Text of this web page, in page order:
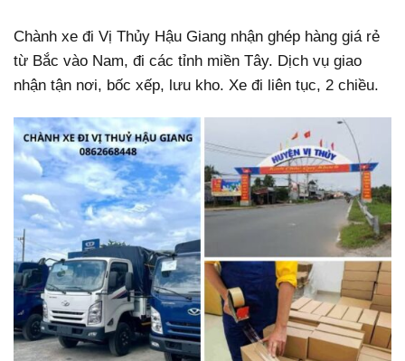
Chành xe đi Vị Thủy Hậu Giang nhận ghép hàng giá rẻ
từ Bắc vào Nam, đi các tỉnh miền Tây. Dịch vụ giao
nhận tận nơi, bốc xếp, lưu kho. Xe đi liên tục, 2 chiều.